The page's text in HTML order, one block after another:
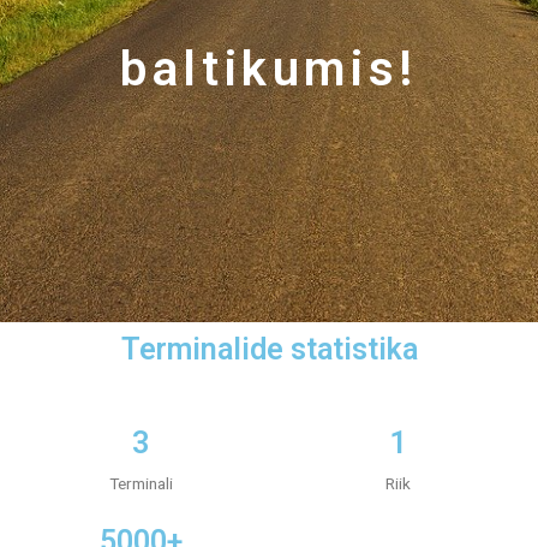
baltikumis!
Terminalide statistika
3
Terminali
1
Riik